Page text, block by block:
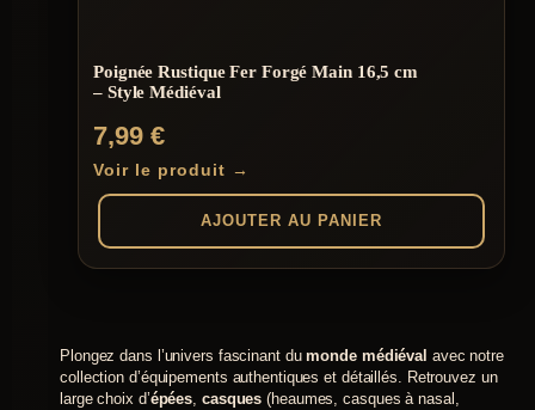
Poignée Rustique Fer Forgé Main 16,5 cm
– Style Médiéval
7,99 €
Voir le produit →
AJOUTER AU PANIER
Plongez dans l’univers fascinant dumonde médiéval avec notre
collection d’équipements authentiques et détaillés. Retrouvez un
large choix d’épées, casques (heaumes, casques à nasal,